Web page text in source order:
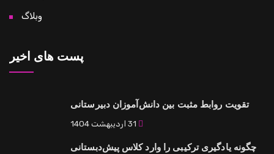
وبلاگ
پست های اخیر
تقویت روابط مثبت بین دانش‌آموزان دبیرستانی
چگونه یادگیری ترکیبی را وارد کلاس پیش‌دبستانی